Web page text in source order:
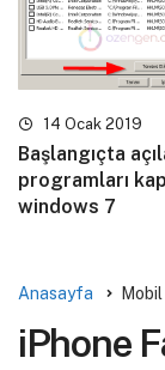
14 Ocak 2019
Başlangıçta
programları
windows 7
Anasayfa Mobil
iPhone